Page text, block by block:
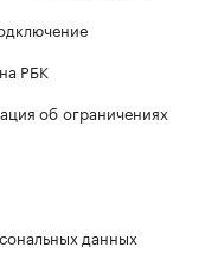
РБК
об ограничениях
данных